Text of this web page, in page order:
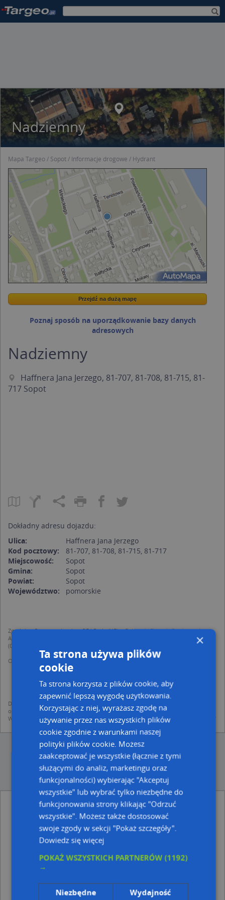
Nadziemny
Mapa Targeo Sopot Informacje drogowe Hydrant
Wstaw tę mapkę na swoją stronę
Przejdź na dużą mapę
Przejdź na dużą mapę
Poznaj sposób na uporządkowanie bazy danych
adresowych
Nadziemny
Haffnera Jana Jerzego, 81-707, 81-708, 81-715, 81-
717 Sopot
Dokładny adresu dojazdu:
Ulica:
Haffnera Jana Jerzego
Kod pocztowy:
81-707, 81-708, 81-715, 81-717
Miejscowość:
Sopot
Gmina:
Sopot
Powiat:
Sopot
Województwo:
pomorskie
Zgodnie z Rozporządzeniem PE i Rady (UE) o Ochronie Danych Osobowych
Administratorem (RODO), administratorem danych jest AutoMapa sp. z o.o.
(Operator) z siedzibą w Warszawie przy ulicy Domaniewskiej 37.
Operator przetwarza dane osobowe w celu:
dodania ich do bazy Targeo oraz publikacji w wyszukiwarce firm i na
udostępniania danych o firmach partnerom biznesowym operatora (art.
Dane pochodzą z publicznych baz CEIDG, GUS, REGON, z firmowych stron www
oraz od podmiotów zewnętrznych.
Więcej informacji dot. RODO:http://regulamin.automapa.pl/odo_przetwarzanie/
Nadziemny - inne Informacje drogowe w
pobliżu
Parking Płatny-niestrzeżony, Majkowskiego
Aleksandra, dr. 10, 81-719 Sopot
Parkomat, Winieckiego Jana 2, 81-721 Sopot
Adresy w pobliżu
Sopot, Goyki Jakuba 13, Ulica (81-715) (→ 11 m)
×
Ta strona używa plików
cookie
Ta strona korzysta z plików cookie, aby
zapewnić lepszą wygodę użytkowania.
Korzystając z niej, wyrażasz zgodę na
używanie przez nas wszystkich plików
cookie zgodnie z warunkami naszej
polityki plików cookie. Możesz
zaakceptować je wszystkie (łącznie z tymi
służącymi do analiz, marketingu oraz
funkcjonalności) wybierając "Akceptuj
wszystkie" lub wybrać tylko niezbędne do
funkcjonowania strony klikając "Odrzuć
wszystkie". Możesz także dostosować
swoje zgody w sekcji "Pokaż szczegóły".
Dowiedz się więcej
POKAŻ WSZYSTKICH PARTNERÓW(1192)
→
Niezbędne Wydajność